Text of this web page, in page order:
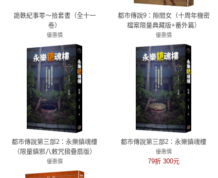
詭軼紀事零～拾套書（全十一
卷）
優惠價
72折 2736元
都市傳說9：隙間女（十周年機密
檔案限量典藏版+番外篇）
優惠價
79折 277元
都市傳說第三部2：永樂鎮魂樓
（限量鎮邪八敕咒摺疊扇版）
優惠價
79折 300元
都市傳說第三部2：永樂鎮魂樓
優惠價
79折 300元